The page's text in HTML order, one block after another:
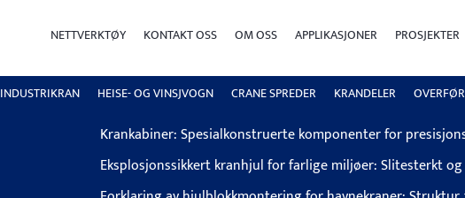
NETTVERKTØY KONTAKT OSS OM OSS APPLIKASJONER PROSJEKTER
INDUSTRIKRAN HEISE- OG VINSJVOGN CRANE SPREDER KRANDELER
Krangirkasse: Jevn girkasse, høy lastekapasitet, kompatibel
Elektriske heisetrådføringer: Flerkonfigurasjons anti-
Krankabiner: Spesialkonstruerte komponenter for
Eksplosjonssikkert kranhjul for farlige miljøer: Slitesterkt